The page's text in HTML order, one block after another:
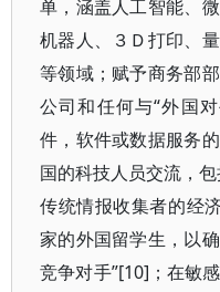
单，涵盖人工智能、
机器人、３Ｄ打印、
等领域；赋予商务部
公司和任何与“外国
件，软件或数据服务
国的科技人员交流，
传统情报收集者的经
家的外国留学生，以
竞争对手”[10]；在敏